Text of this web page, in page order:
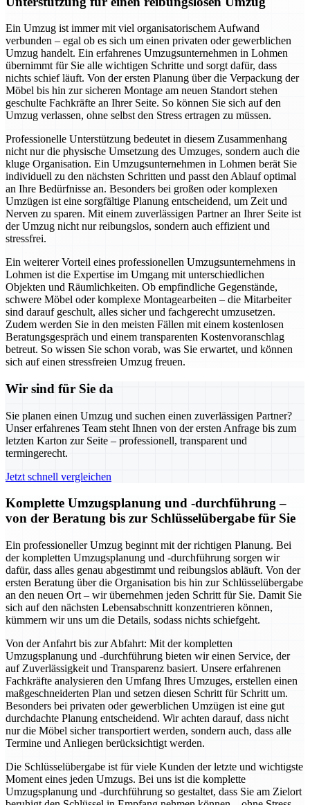
Ein Umzug ist immer mit viel organisatorischem Aufwand
verbunden – egal ob es sich um einen privaten oder gewerblichen
Umzug handelt. Ein erfahrenes Umzugsunternehmen in Lohmen
übernimmt für Sie alle wichtigen Schritte und sorgt dafür, dass
nichts schief läuft. Von der ersten Planung über die Verpackung der
Möbel bis hin zur sicheren Montage am neuen Standort stehen
geschulte Fachkräfte an Ihrer Seite. So können Sie sich auf den
Umzug verlassen, ohne selbst den Stress ertragen zu müssen.
Professionelle Unterstützung bedeutet in diesem Zusammenhang
nicht nur die physische Umsetzung des Umzuges, sondern auch die
kluge Organisation. Ein Umzugsunternehmen in Lohmen berät Sie
individuell zu den nächsten Schritten und passt den Ablauf optimal
an Ihre Bedürfnisse an. Besonders bei großen oder komplexen
Umzügen ist eine sorgfältige Planung entscheidend, um Zeit und
Nerven zu sparen. Mit einem zuverlässigen Partner an Ihrer Seite ist
der Umzug nicht nur reibungslos, sondern auch effizient und
stressfrei.
Ein weiterer Vorteil eines professionellen Umzugsunternehmens in
Lohmen ist die Expertise im Umgang mit unterschiedlichen
Objekten und Räumlichkeiten. Ob empfindliche Gegenstände,
schwere Möbel oder komplexe Montagearbeiten – die Mitarbeiter
sind darauf geschult, alles sicher und fachgerecht umzusetzen.
Zudem werden Sie in den meisten Fällen mit einem kostenlosen
Beratungsgespräch und einem transparenten Kostenvoranschlag
betreut. So wissen Sie schon vorab, was Sie erwartet, und können
sich auf einen stressfreien Umzug freuen.
Wir sind für Sie da
Sie planen einen Umzug und suchen einen zuverlässigen Partner?
Unser erfahrenes Team steht Ihnen von der ersten Anfrage bis zum
letzten Karton zur Seite – professionell, transparent und
termingerecht.
Jetzt schnell vergleichen
Komplette Umzugsplanung und -durchführung –
von der Beratung bis zur Schlüsselübergabe für Sie
Ein professioneller Umzug beginnt mit der richtigen Planung. Bei
der kompletten Umzugsplanung und -durchführung sorgen wir
dafür, dass alles genau abgestimmt und reibungslos abläuft. Von der
ersten Beratung über die Organisation bis hin zur Schlüsselübergabe
an den neuen Ort – wir übernehmen jeden Schritt für Sie. Damit Sie
sich auf den nächsten Lebensabschnitt konzentrieren können,
kümmern wir uns um die Details, sodass nichts schiefgeht.
Von der Anfahrt bis zur Abfahrt: Mit der kompletten
Umzugsplanung und -durchführung bieten wir einen Service, der
auf Zuverlässigkeit und Transparenz basiert. Unsere erfahrenen
Fachkräfte analysieren den Umfang Ihres Umzuges, erstellen einen
maßgeschneiderten Plan und setzen diesen Schritt für Schritt um.
Besonders bei privaten oder gewerblichen Umzügen ist eine gut
durchdachte Planung entscheidend. Wir achten darauf, dass nicht
nur die Möbel sicher transportiert werden, sondern auch, dass alle
Termine und Anliegen berücksichtigt werden.
Die Schlüsselübergabe ist für viele Kunden der letzte und wichtigste
Moment eines jeden Umzugs. Bei uns ist die komplette
Umzugsplanung und -durchführung so gestaltet, dass Sie am Zielort